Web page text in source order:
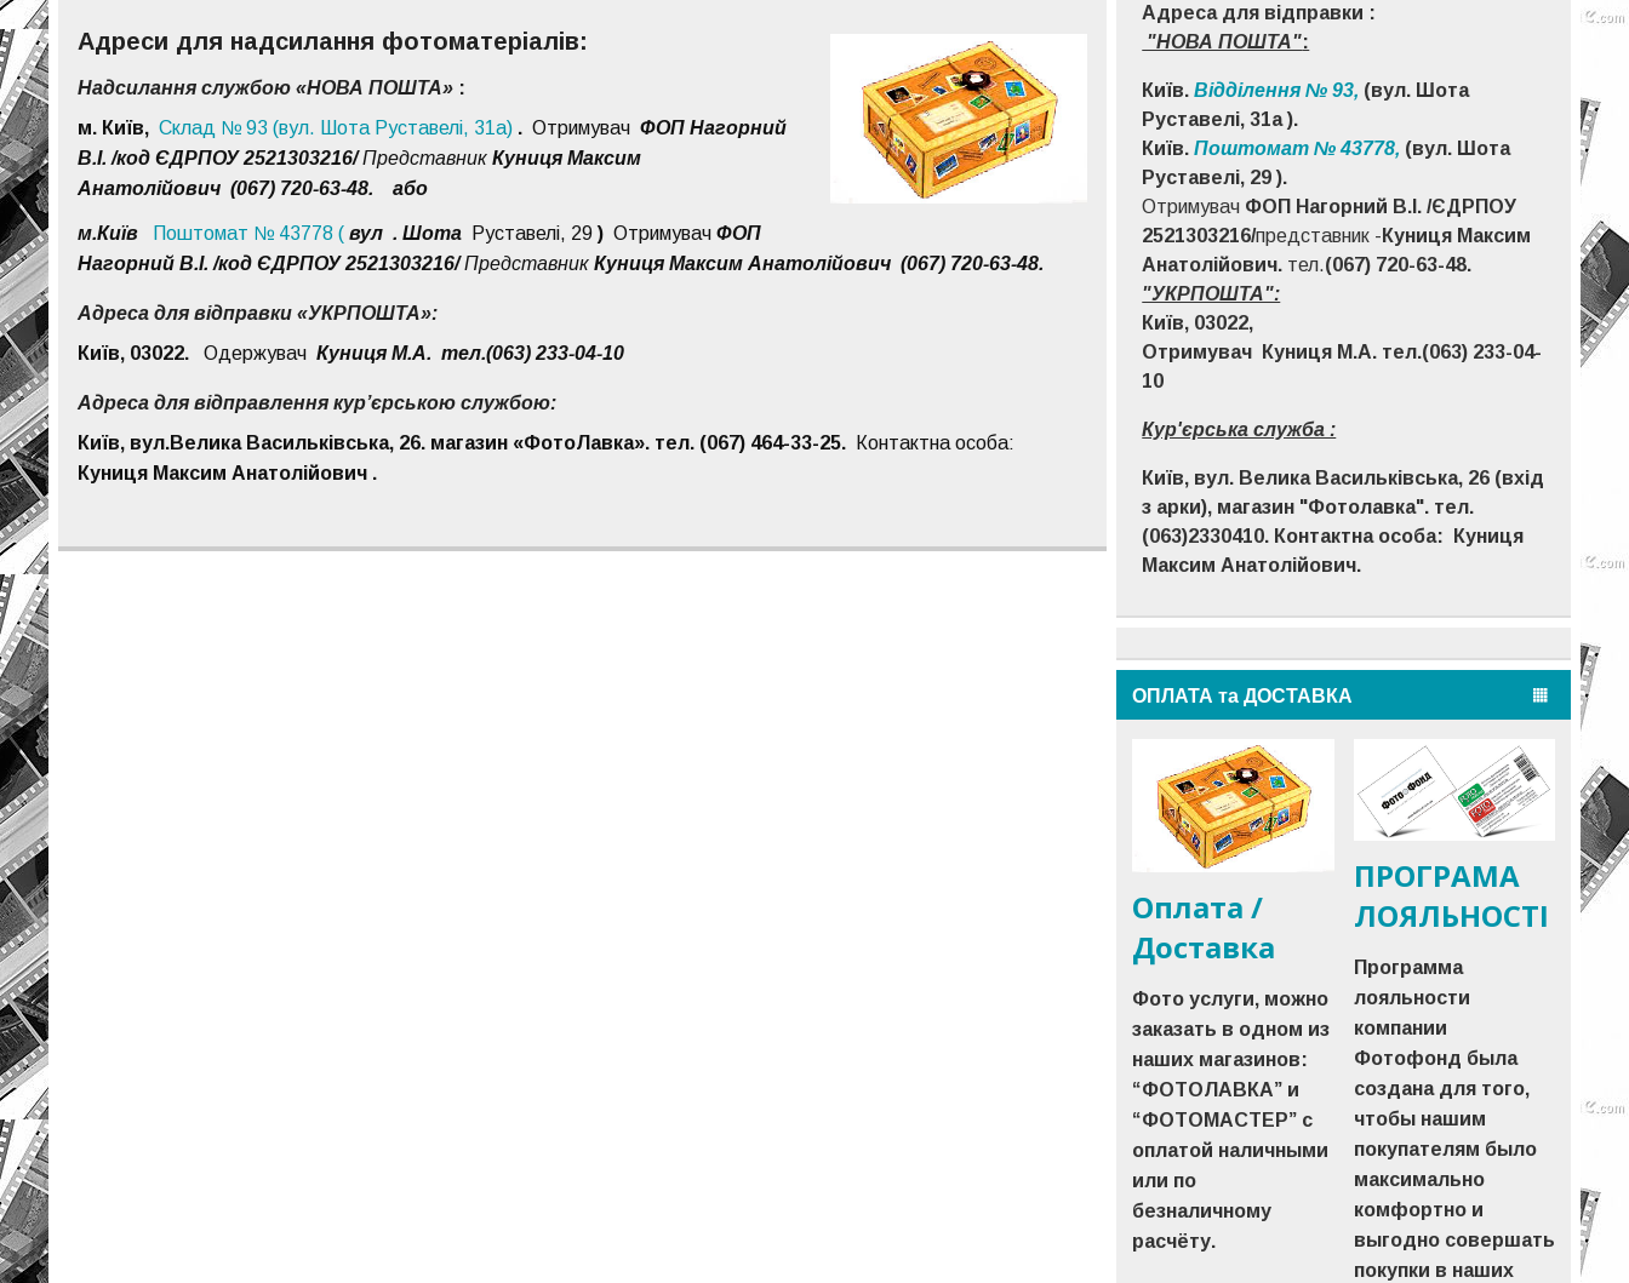
Адреси для надсилання фотоматеріалів:
Надсилання службою «НОВА ПОШТА» :
м. Київ,Склад № 93 (вул. Шота Руставелі, 31а) . Отримувач ФОП Нагорний
В.І. /код ЄДРПОУ 2521303216/ПредставникКуниця Максим
Анатолійович (067) 720-63-48. або
м.Київ Поштомат № 43778 (вул .Шота Руставелі, 29)Отримувач ФОП
Нагорний В.І. /код ЄДРПОУ 2521303216/Представник Куниця Максим Анатолійович (067) 720-63-48.
Адреса для відправки «УКРПОШТА»:
Київ, 03022.
Одержувач Куниця М.А.тел.(063) 233-04-10
Адреса для відправлення кур’єрською службою:
Київ, вул.Велика Васильківська, 26. магазин «ФотоЛавка». тел. (067) 464-33-25. Контактна особа:
Куниця Максим Анатолійович .
Адреса для відправки :
"НОВА ПОШТА":
Київ.Відділення № 93, (вул. Шота
Руставелі, 31а ).
Київ. Поштомат № 43778, (вул. Шота
Руставелі, 29 ).
Отримувач ФОП Нагорний В.І. /ЄДРПОУ
2521303216/представник - Куниця Максим
Анатолійович. тел.(067) 720-63-48.
"УКРПОШТА":
Київ, 03022,
Отримувач
Куниця М.А. тел.(063) 233-04-
10
Кур'єрська служба :
Київ, вул. Велика Васильківська, 26 (вхід
з арки), магазин "Фотолавка". тел.
(063)2330410. Контактна особа:
Куниця
Максим Анатолійович.
ОПЛАТА та ДОСТАВКА
Оплата /
Доставка
Фото услуги, можно
заказать в одном из
наших магазинов:
“ФОТОЛАВКА” и
“ФОТОМАСТЕР” с
оплатой наличными
или по
безналичному
расчёту.
ПРОГРАМА
ЛОЯЛЬНОСТІ
Программа
лояльности
компании
Фотофонд была
создана для того,
чтобы нашим
покупателям было
максимально
комфортно и
выгодно совершать
покупки в наших